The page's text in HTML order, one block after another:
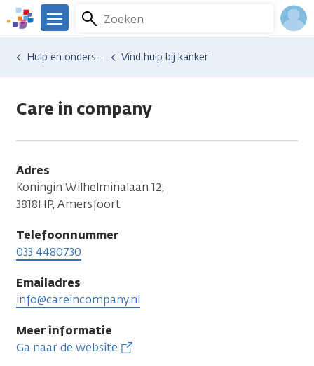
Overslaan
en
naar
We
er
Kanker.nl
Zoeken
Menu
Hulp en ondersteuning Vind hulp bij kanker
Care in company
Adres
Koningin Wilhelminalaan 12,
3818HP, Amersfoort
Telefoonnummer
033 4480730
Emailadres
info@careincompany.nl
Meer informatie
Ga naar de website